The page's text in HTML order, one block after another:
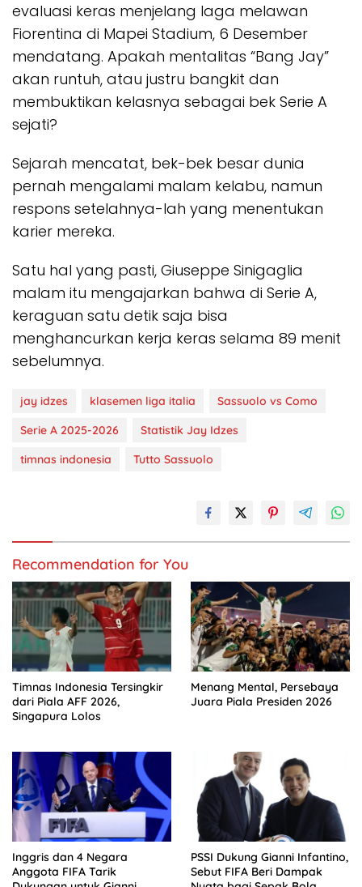
evaluasi keras menjelang laga melawan
Fiorentina di Mapei Stadium, 6 Desember
mendatang. Apakah mentalitas “Bang Jay”
akan runtuh, atau justru bangkit dan
membuktikan kelasnya sebagai bek Serie A
sejati?
Sejarah mencatat, bek-bek besar dunia
pernah mengalami malam kelabu, namun
respons setelahnya-lah yang menentukan
karier mereka.
Satu hal yang pasti, Giuseppe Sinigaglia
malam itu mengajarkan bahwa di Serie A,
keraguan satu detik saja bisa
menghancurkan kerja keras selama 89 menit
sebelumnya.
jay idzes klasemen liga italia
Sassuolo vs Como
Serie A 2025-2026
Statistik Jay Idzes
timnas indonesia
Tutto Sassuolo
Recommendation for You
Timnas Indonesia Tersingkir
dari Piala AFF 2026,
Singapura Lolos
Menang Mental, Persebaya
Juara Piala Presiden 2026
Inggris dan 4 Negara
Anggota FIFA Tarik
PSSI Dukung Gianni Infantino,
Sebut FIFA Beri Dampak